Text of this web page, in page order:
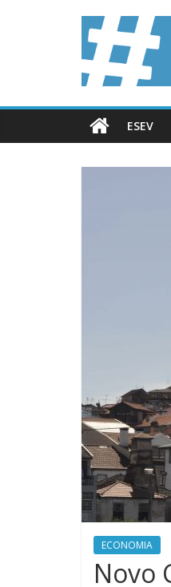
ESEV
ECONOMIA
Novo